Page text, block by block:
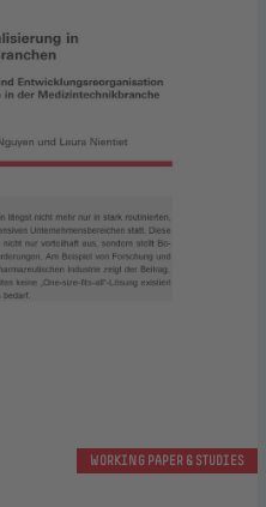
WORKING PAPER & STUDIES